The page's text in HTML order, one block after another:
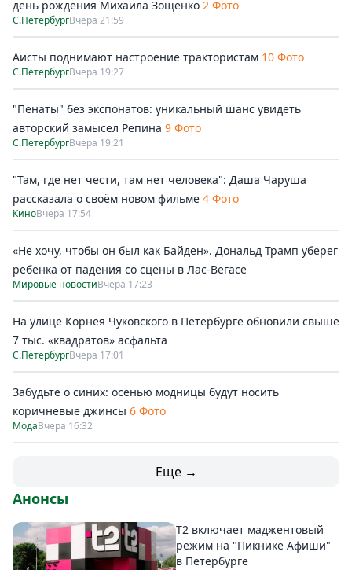
день рождения Михаила Зощенко 2 Фото
С.ПетербургВчера 21:59
Аисты поднимают настроение трактористам 10 Фото
С.ПетербургВчера 19:27
"Пенаты" без экспонатов: уникальный шанс увидеть
авторский замысел Репина 9 Фото
С.ПетербургВчера 19:21
"Там, где нет чести, там нет человека": Даша Чаруша
рассказала о своём новом фильме 4 Фото
КиноВчера 17:54
«Не хочу, чтобы он был как Байден». Дональд Трамп уберег
ребенка от падения со сцены в Лас-Вегасе
Мировые новостиВчера 17:23
На улице Корнея Чуковского в Петербурге обновили свыше
7 тыс. «квадратов» асфальта
С.ПетербургВчера 17:01
Забудьте о синих: осенью модницы будут носить
коричневые джинсы 6 Фото
МодаВчера 16:32
Еще →
Анонсы
Т2 включает маджентовый
режим на "Пикнике Афиши"
в Петербурге